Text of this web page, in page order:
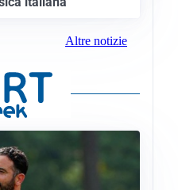
Altre notizie